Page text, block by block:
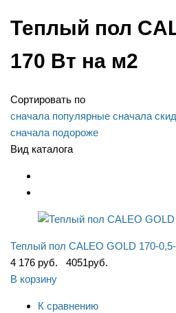
Теплый пол
170 Вт на м2
Сортировать по
сначала популярные сначала
сначала подороже
Вид каталога
Теплый пол CALEO GOLD 170-
4 176 руб.
4051руб.
В корзину
К сравнению